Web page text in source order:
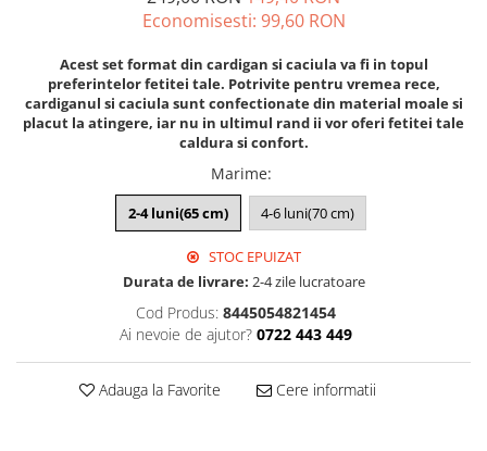
Economisesti: 99,60 RON
Acest set format din cardigan si caciula va fi in topul
preferintelor fetitei tale. Potrivite pentru vremea rece,
cardiganul si caciula sunt confectionate din material moale si
placut la atingere, iar nu in ultimul rand ii vor oferi fetitei tale
caldura si confort.
Marime:
2-4 luni(65 cm) 4-6 luni(70 cm)
STOC EPUIZAT
Durata de livrare: 2-4 zile lucratoare
Cod Produs: 8445054821454
Ai nevoie de ajutor? 0722 443 449
Adauga la Favorite Cere informatii